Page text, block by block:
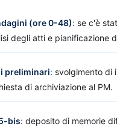
(ore 0-48): se c'è
degli atti e pianificazione
preliminari: svolgimento di
di archiviazione al PM.
bis: deposito di memorie